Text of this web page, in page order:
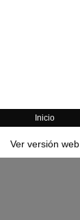
Inicio
Ver versión web